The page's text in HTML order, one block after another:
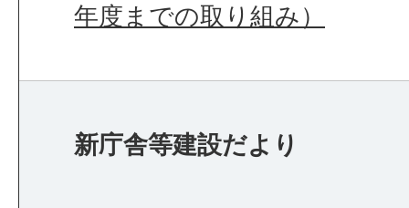
年度までの取り組み）
新庁舎等建設だより